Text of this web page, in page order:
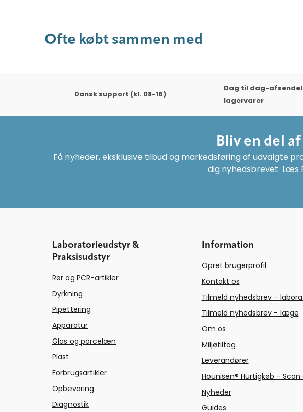
Ofte købt sammen med
Dansk support (kl. 08-16)
Dag til dag-
lagervarer
Bliv en del
Få nyheder, eksklusive tilbud og markedsføring af udvalgte
dig nyhedsbrevet. Læs
Laboratorieudstyr &
Praksisudstyr
Rør og PCR-artikler
Dyrkning
Pipettering
Apparatur
Glas og porcelæn
Plast
Forbrugsartikler
Opbevaring
Diagnostik
Information
Opret brugerprofil
Kontakt os
Tilmeld nyhedsbrev -
Tilmeld nyhedsbrev - læge
Om os
Miljøtiltag
Leverandører
Hounisen® Hurtigkøb - Scan
Nyheder
Guides